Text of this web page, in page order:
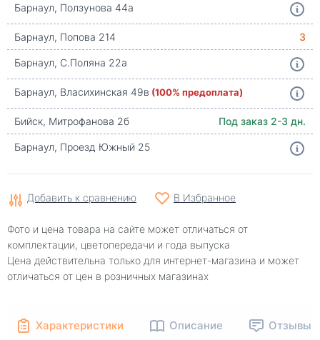
Барнаул, Ползунова 44а
Барнаул, Попова 214
3
Барнаул, С.Поляна 22а
Барнаул, Власихинская 49в (100% предоплата)
Бийск, Митрофанова 2б
Под заказ 2-3 дн.
Барнаул, Проезд Южный 25
Добавить к сравнению В Избранное
Фото и цена товара на сайте может отличаться от
комплектации, цветопередачи и года выпуска
Цена действительна только для интернет-магазина и может
отличаться от цен в розничных магазинах
Характеристики Описание Отзывы